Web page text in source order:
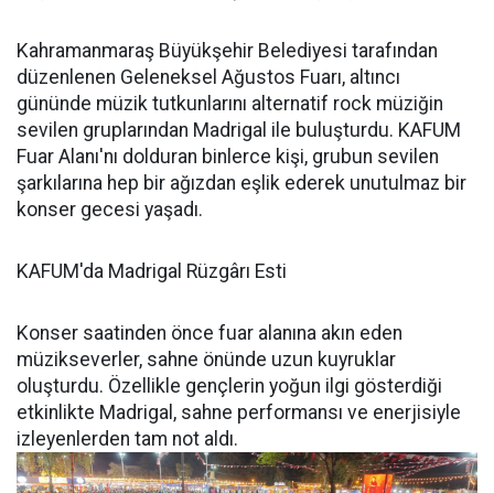
Kahramanmaraş Büyükşehir Belediyesi tarafından
düzenlenen Geleneksel Ağustos Fuarı, altıncı
gününde müzik tutkunlarını alternatif rock müziğin
sevilen gruplarından Madrigal ile buluşturdu. KAFUM
Fuar Alanı'nı dolduran binlerce kişi, grubun sevilen
şarkılarına hep bir ağızdan eşlik ederek unutulmaz bir
konser gecesi yaşadı.
KAFUM'da Madrigal Rüzgârı Esti
Konser saatinden önce fuar alanına akın eden
müzikseverler, sahne önünde uzun kuyruklar
oluşturdu. Özellikle gençlerin yoğun ilgi gösterdiği
etkinlikte Madrigal, sahne performansı ve enerjisiyle
izleyenlerden tam not aldı.